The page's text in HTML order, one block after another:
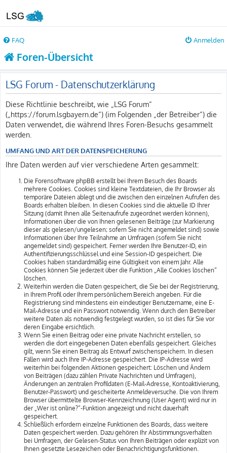
FAQ Anmelden
Foren-Übersicht
LSG Forum - Datenschutzerklärung
Diese Richtlinie beschreibt, wie „LSG Forum“
(„https://forum.lsgbayern.de“) (im Folgenden „der Betreiber“) die
Daten verwendet, die während Ihres Foren-Besuchs gesammelt
werden.
UMFANG UND ART DER DATENSPEICHERUNG
Ihre Daten werden auf vier verschiedene Arten gesammelt:
Die Forensoftware phpBB erstellt bei Ihrem Besuch des Boards
mehrere Cookies. Cookies sind kleine Textdateien, die Ihr Browser als
temporäre Dateien ablegt und die zwischen den einzelnen Aufrufen des
Boards erhalten bleiben. In diesen Cookies sind die aktuelle ID Ihrer
Sitzung (damit Ihnen alle Seitenaufrufe zugeordnet werden können),
Informationen über die von Ihnen gelesenen Beiträge (zur Markierung
dieser als gelesen/ungelesen; sofern Sie nicht angemeldet sind) sowie
Informationen über Ihre Teilnahme an Umfragen (sofern Sie nicht
angemeldet sind) gespeichert. Ferner werden Ihre Benutzer-ID, ein
Authentifizierungsschlüssel und eine Session-ID gespeichert. Die
Cookies haben standardmäßig eine Gültigkeit von einem Jahr. Alle
Cookies können Sie jederzeit über die Funktion „Alle Cookies löschen“
löschen.
Weiterhin werden die Daten gespeichert, die Sie bei der Registrierung,
in Ihrem Profil oder Ihrem persönlichem Bereich angeben. Für die
Registrierung sind mindestens ein eindeutiger Benutzername, eine E-
Mail-Adresse und ein Passwort notwendig. Wenn durch den Betreiber
weitere Daten als notwendig festgelegt wurden, so ist dies für Sie vor
deren Eingabe ersichtlich.
Wenn Sie einen Beitrag oder eine private Nachricht erstellen, so
werden die dort eingegebenen Daten ebenfalls gespeichert. Gleiches
gilt, wenn Sie einen Beitrag als Entwurf zwischenspeichern. In diesen
Fällen wird auch Ihre IP-Adresse gespeichert. Die IP-Adresse wird
weiterhin bei folgenden Aktionen gespeichert: Löschen und Ändern
von Beiträgen (dazu zählen Private Nachrichten und Umfragen),
Änderungen an zentralen Profildaten (E-Mail-Adresse, Kontoaktivierung,
Benutzer-Passwort) und gescheiterte Anmeldeversuche. Die von Ihrem
Browser übermittelte Browser-Kennzeichnung (User Agent) wird nur in
der „Wer ist online?“-Funktion angezeigt und nicht dauerhaft
gespeichert.
Schließlich erfordern einzelne Funktionen des Boards, dass weitere
Daten gespeichert werden. Dazu gehören Ihr Abstimmungsverhalten
bei Umfragen, der Gelesen-Status von Ihren Beiträgen oder explizit von
Ihnen gesetzte Lesezeichen oder Benachrichtigungsfunktionen.